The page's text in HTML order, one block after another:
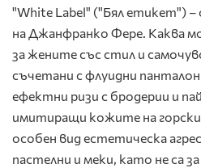
"White Label" ("Бял етикет")
на Джанфранко Фере. Каква
за жените със стил и
съчетани с флуидни
ефектни ризи с бродерии и
имитиращи кожите на
особен вид естетическа
пастелни и меки, като не са